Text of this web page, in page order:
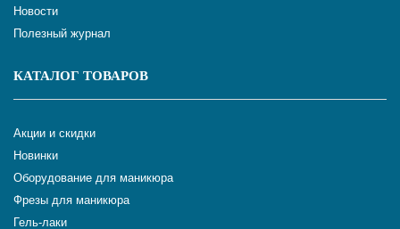
Новости
Полезный журнал
КАТАЛОГ ТОВАРОВ
Акции и скидки
Новинки
Оборудование для маникюра
Фрезы для маникюра
Гель-лаки